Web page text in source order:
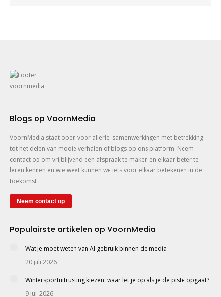
Blogs op VoornMedia
VoornMedia staat open voor allerlei samenwerkingen met betrekking
tot het delen van mooie verhalen of blogs op ons platform. Neem
contact op om vrijblijvend een afspraak te maken en elkaar beter te
leren kennen en wie weet kunnen we iets voor elkaar betekenen in de
toekomst.
Neem contact op
Populairste artikelen op VoornMedia
Wat je moet weten van AI gebruik binnen de media
20 juli 2026
Wintersportuitrusting kiezen: waar let je op als je de piste opgaat?
9 juli 2026